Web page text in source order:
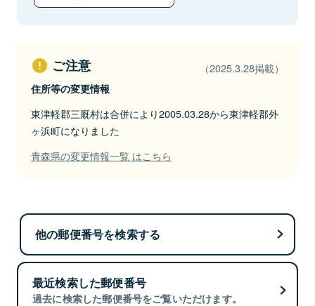
ご注意 （2025.3.28掲載）
住所等の変更情報
東津軽郡三厩村は合併により2005.03.28から東津軽郡外
ヶ浜町になりました
青森県の変更情報一覧 はこちら
他の郵便番号を検索する
最近検索した郵便番号
過去に検索した郵便番号をご覧いただけます。